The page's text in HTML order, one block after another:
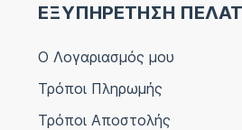
ΕΞΥΠΗΡΕΤΗΣΗ
Ο Λογαριασμός μου
Τρόποι Πληρωμής
Τρόποι Αποστολής